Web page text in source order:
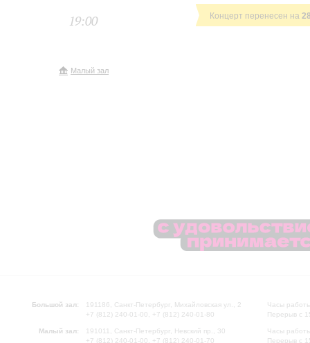
19:00
Малый зал
Концерт перенесен на
Большой зал:
191186, Санкт-Петербург, Михайловская ул., 2
+7 (812) 240-01-00, +7 (812) 240-01-80
Малый зал:
191011, Санкт-Петербург, Невский пр., 30
+7 (812) 240-01-00, +7 (812) 240-01-70
Часы
Перерыв с
Часы
Перерыв с